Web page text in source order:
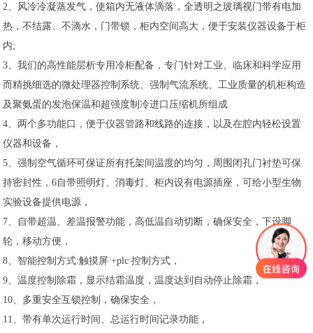
2、风冷冷凝蒸发气，使箱内无液体滴落，全透明之玻璃视门带有电加
热，不结露、不滴水，门带锁，柜内空间高大，便于安装仪器设备于柜
内;
3、我们的高性能层析专用冷柜配备，专门针对工业、临床和科学应用
而精挑细选的微处理器控制系统、强制气流系统、工业质量的机柜构造
及聚氨蛋的发泡保温和超强度制冷进口压缩机所组成
4、两个多功能口，便于仪器管路和线路的连接，以及在腔内轻松设置
仪器和设备，
5、强制空气循环可保证所有托架间温度的均匀，周围闭孔门衬垫可保
持密封性，6自带照明灯、消毒灯、柜内设有电源插座，可给小型生物
实验设备提供电源，
7、自带超温、差温报警功能，高低温自动切断，确保安全，下设脚
轮，移动方便，
8、智能控制方式:触摸屏 +plc 控制方式，
9、温度控制除霜，显示结霜温度，温度达到自动停止除霜，
10、多重安全互锁控制，确保安全，
11、带有单次运行时间、总运行时间记录功能，